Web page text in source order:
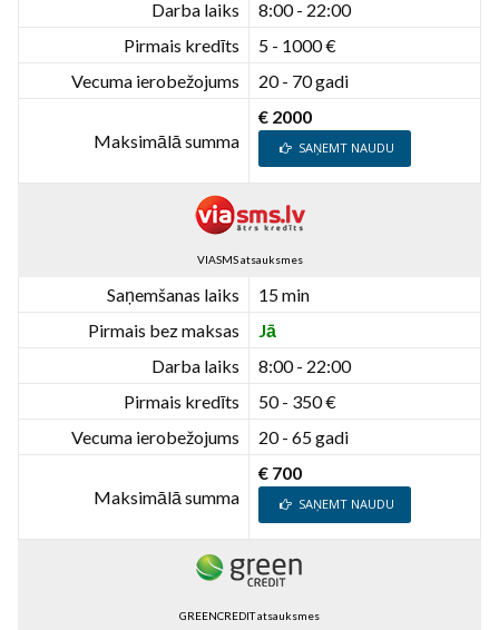
Darba laiks
8:00 - 22:00
Pirmais kredīts
5 - 1000 €
Vecuma ierobežojums
20 - 70 gadi
Maksimālā summa
€ 2000
SAŅEMT NAUDU
VIASMS atsauksmes
Saņemšanas laiks
15 min
Pirmais bez maksas
Jā
Darba laiks
8:00 - 22:00
Pirmais kredīts
50 - 350 €
Vecuma ierobežojums
20 - 65 gadi
Maksimālā summa
€ 700
SAŅEMT NAUDU
GREENCREDIT atsauksmes